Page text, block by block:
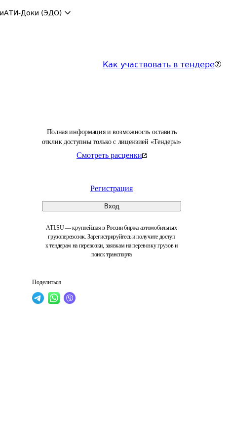
АТИ-Доки (ЭДО)
Как участвовать в тендере
Полная информация и возможность оставить
отклик доступны только с лицензией «Тендеры»
Смотреть расценки
Регистрация
Вход
ATI.SU — крупнейшая в России биржа автомобильных
грузоперевозок. Зарегистрируйтесь и получите доступ
к тендерам на перевозки, заявкам на перевозку грузов и
поиск транспорта
Поделиться